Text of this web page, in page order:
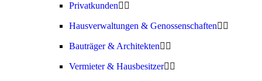
Privatkunden
Hausverwaltungen & Genossenschaften
Bauträger & Architekten
Vermieter & Hausbesitzer